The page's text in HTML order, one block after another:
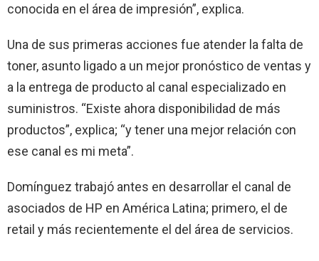
conocida en el área de impresión”, explica.
Una de sus primeras acciones fue atender la falta de
toner, asunto ligado a un mejor pronóstico de ventas y
a la entrega de producto al canal especializado en
suministros. “Existe ahora disponibilidad de más
productos”, explica; “y tener una mejor relación con
ese canal es mi meta”.
Domínguez trabajó antes en desarrollar el canal de
asociados de HP en América Latina; primero, el de
retail y más recientemente el del área de servicios.